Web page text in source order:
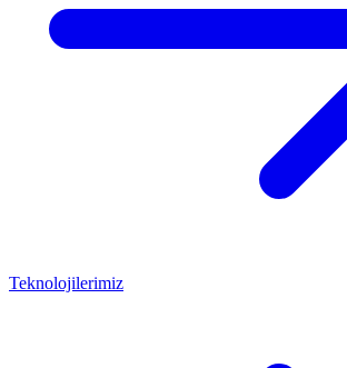
Teknolojilerimiz